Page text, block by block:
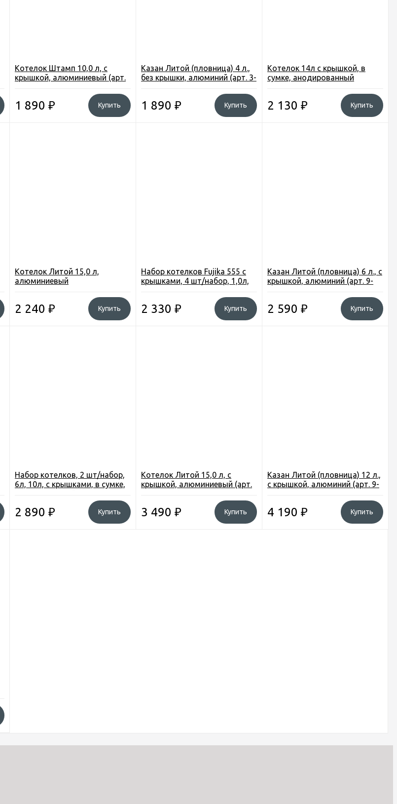
Котелок Штамп 10,0 л, с
крышкой, алюминиевый (арт.
1 890 ₽ Купить
Казан Литой (пловница) 4 л.,
без крышки, алюминий (арт. 3-
1 890 ₽ Купить
Котелок 14л с крышкой, в
сумке, анодированный
2 130 ₽ Купить
Котелок Литой 15,0 л,
алюминиевый
2 240 ₽ Купить
Набор котелков Fujika 555 с
крышками, 4 шт/набор, 1,0л,
2 330 ₽ Купить
Казан Литой (пловница) 6 л., с
крышкой, алюминий (арт. 9-
2 590 ₽ Купить
Набор котелков, 2 шт/набор,
6л, 10л, с крышками, в сумке,
2 890 ₽ Купить
Котелок Литой 15,0 л, с
крышкой, алюминиевый (арт.
3 490 ₽ Купить
Казан Литой (пловница) 12 л.,
с крышкой, алюминий (арт. 9-
4 190 ₽ Купить